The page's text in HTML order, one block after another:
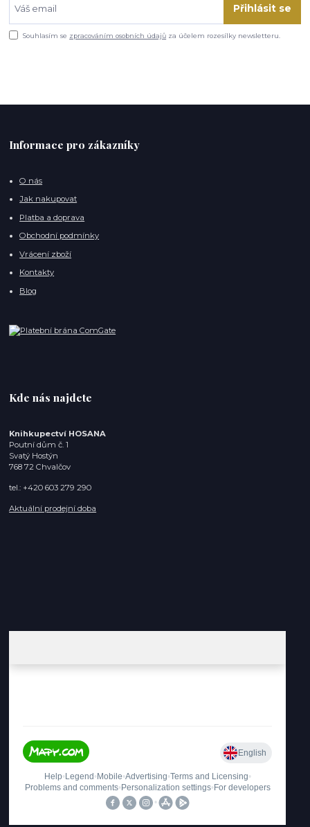
Přihlásit se
Souhlasím se zpracováním osobních údajů za účelem rozesílky newsletteru.
Informace pro zákazníky
O nás
Jak nakupovat
Platba a doprava
Obchodní podmínky
Vrácení zboží
Kontakty
Blog
Kde nás najdete
Knihkupectví HOSANA
Poutní dům č. 1
Svatý Hostýn
768 72 Chvalčov
tel.: +420 603 279 290
Aktuální prodejní doba